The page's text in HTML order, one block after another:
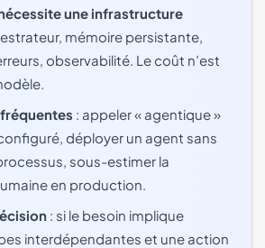
une infrastructure
mémoire persistante,
observabilité. Le coût n’est
: appeler « agentique »
déployer un agent sans
sous-estimer la
en production.
: si le besoin implique
interdépendantes et une action